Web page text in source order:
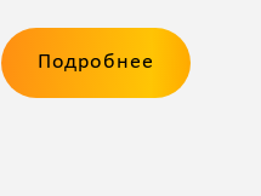
Подробнее